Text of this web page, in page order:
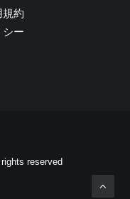
規約
シー
reserved